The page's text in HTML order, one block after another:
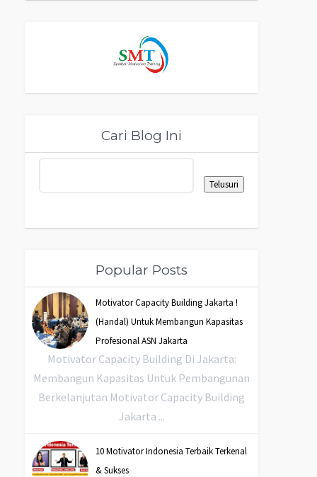
Cari Blog Ini
Popular Posts
Motivator Capacity Building Jakarta !
(Handal) Untuk Membangun Kapasitas
Profesional ASN Jakarta
Motivator Capacity Building Di Jakarta:
Membangun Kapasitas Untuk Pembangunan
Berkelanjutan Motivator Capacity Building
Jakarta ...
10 Motivator Indonesia Terbaik Terkenal
& Sukses